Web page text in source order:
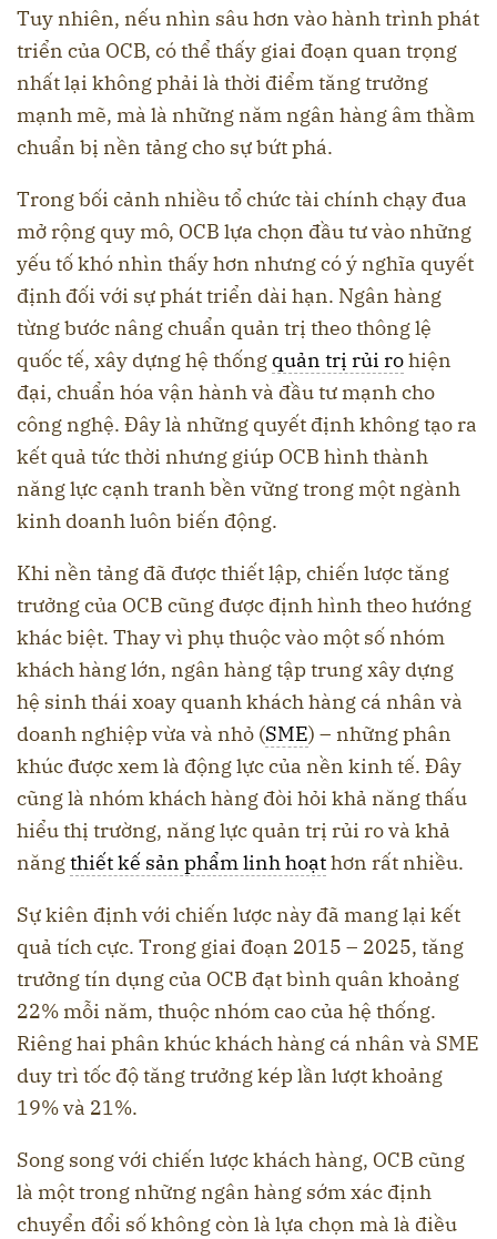
Tuy nhiên, nếu nhìn sâu hơn vào hành trình phát
triển của OCB, có thể thấy giai đoạn quan trọng
nhất lại không phải là thời điểm tăng trưởng
mạnh mẽ, mà là những năm ngân hàng âm thầm
chuẩn bị nền tảng cho sự bứt phá.
Trong bối cảnh nhiều tổ chức tài chính chạy đua
mở rộng quy mô, OCB lựa chọn đầu tư vào những
yếu tố khó nhìn thấy hơn nhưng có ý nghĩa quyết
định đối với sự phát triển dài hạn. Ngân hàng
từng bước nâng chuẩn quản trị theo thông lệ
quốc tế, xây dựng hệ thống quản trị rủi rohiện
đại, chuẩn hóa vận hành và đầu tư mạnh cho
công nghệ. Đây là những quyết định không tạo ra
kết quả tức thời nhưng giúp OCB hình thành
năng lực cạnh tranh bền vững trong một ngành
kinh doanh luôn biến động.
Khi nền tảng đã được thiết lập, chiến lược tăng
trưởng của OCB cũng được định hình theo hướng
khác biệt. Thay vì phụ thuộc vào một số nhóm
khách hàng lớn, ngân hàng tập trung xây dựng
hệ sinh thái xoay quanh khách hàng cá nhân và
doanh nghiệp vừa và nhỏ (SME) – những phân
khúc được xem là động lực của nền kinh tế. Đây
cũng là nhóm khách hàng đòi hỏi khả năng thấu
hiểu thị trường, năng lực quản trị rủi ro và khả
năngthiết kế sản phẩm linh hoạthơn rất nhiều.
Sự kiên định với chiến lược này đã mang lại kết
quả tích cực. Trong giai đoạn 2015 – 2025, tăng
trưởng tín dụng của OCB đạt bình quân khoảng
22% mỗi năm, thuộc nhóm cao của hệ thống.
Riêng hai phân khúc khách hàng cá nhân và SME
duy trì tốc độ tăng trưởng kép lần lượt khoảng
19% và 21%.
Song song với chiến lược khách hàng, OCB cũng
là một trong những ngân hàng sớm xác định
chuyển đổi số không còn là lựa chọn mà là điều